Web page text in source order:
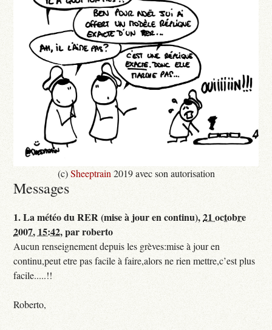
(c)Sheeptrain 2019 avec son autorisation
Messages
1.La météo du RER (mise à jour en continu),21 octobre
2007, 15:42,parroberto
Aucun renseignement depuis les grèves:mise à jour en
continu,peut etre pas facile à faire,alors ne rien mettre,c’est plus
facile.....!!
Roberto,